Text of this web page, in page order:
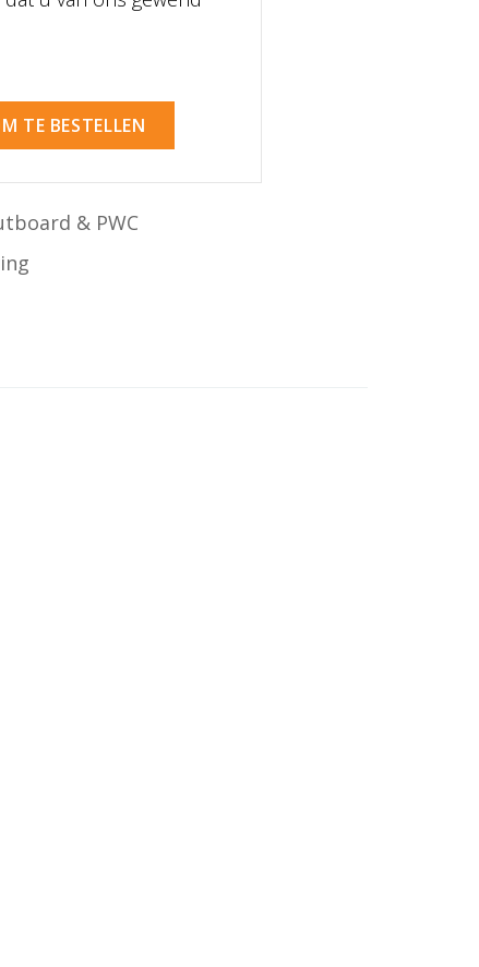
TE BESTELLEN
& PWC